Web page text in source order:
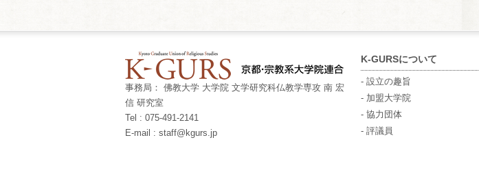
事務局： 佛教大学 大学院 文学研究科仏教学専攻 南 宏
信 研究室
Tel : 075-491-2141
E-mail : staff@kgurs.jp
K-GURSについて
- 設立の趣旨
- 加盟大学院
- 協力団体
- 評議員